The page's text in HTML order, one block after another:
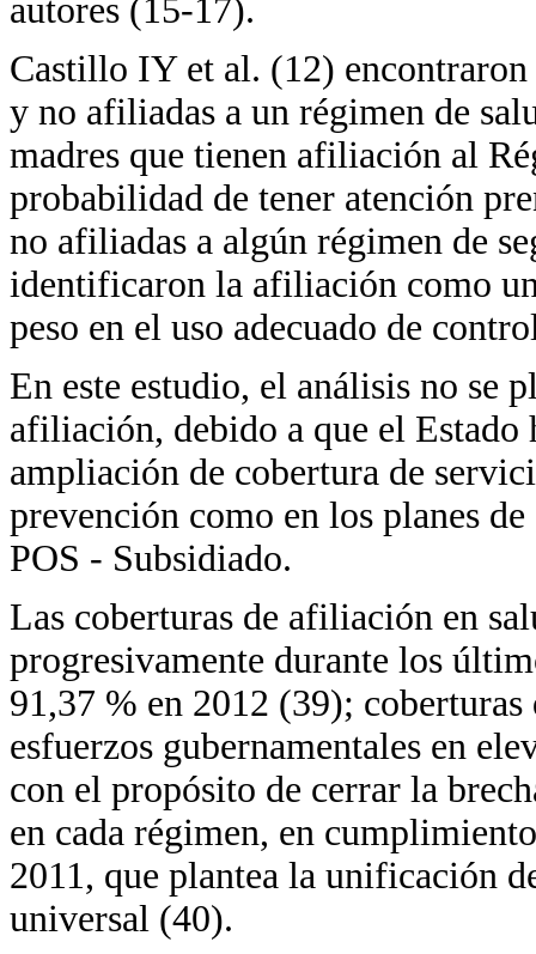
autores (15-17).
Castillo IY et al. (12)
y no afiliadas a un régimen de
madres que tienen afiliación al
probabilidad de tener atención
no afiliadas a algún régimen de
identificaron la afiliación como
peso en el uso adecuado de
En este estudio, el análisis no se
afiliación, debido a que el Estado
ampliación de cobertura de
prevención como en los planes
POS - Subsidiado.
Las coberturas de afiliación en
progresivamente durante los
91,37 % en 2012 (39);
esfuerzos gubernamentales en
con el propósito de cerrar la
en cada régimen, en
2011, que plantea la unificación
universal (40).